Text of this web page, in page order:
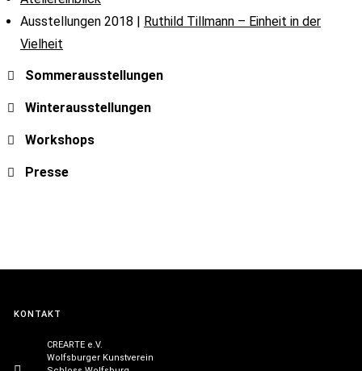
Ausstellungen 2018 | Ruthild Tillmann – Einheit in der
Vielheit
Sommerausstellungen
Winterausstellungen
Workshops
Presse
KONTAKT
CREARTE e.V.
Wolfsburger Kunstverein